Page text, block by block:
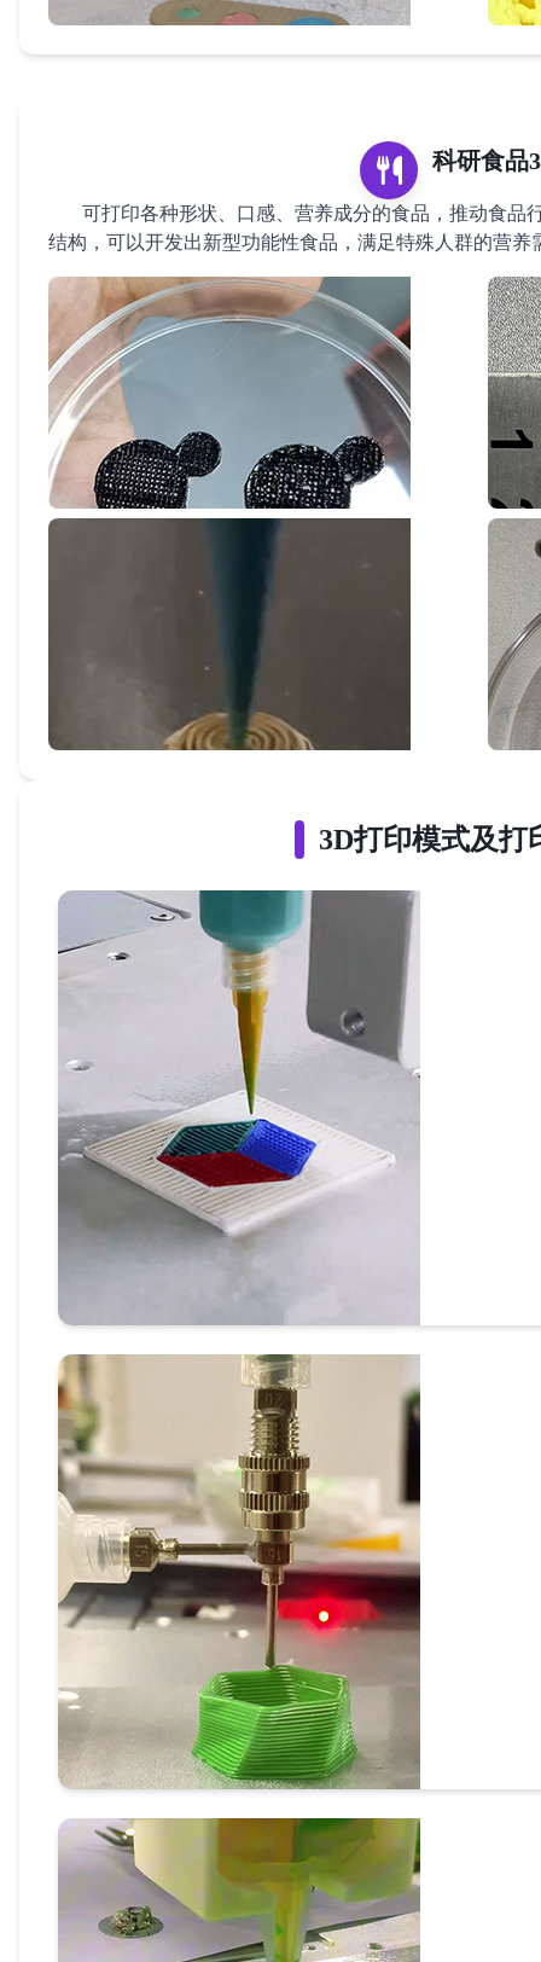
科研食品
可打印各种形状、口感、营养成分的食品，推动食品
结构，可以开发出新型功能性食品，满足特殊人群的营
3D打印模式及打
多喷头多通道3D打印模式
同轴打印模式